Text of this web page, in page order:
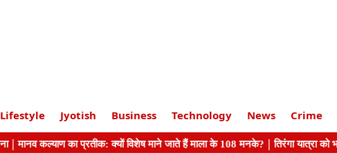
Lifestyle Jyotish Business Technology News Crime